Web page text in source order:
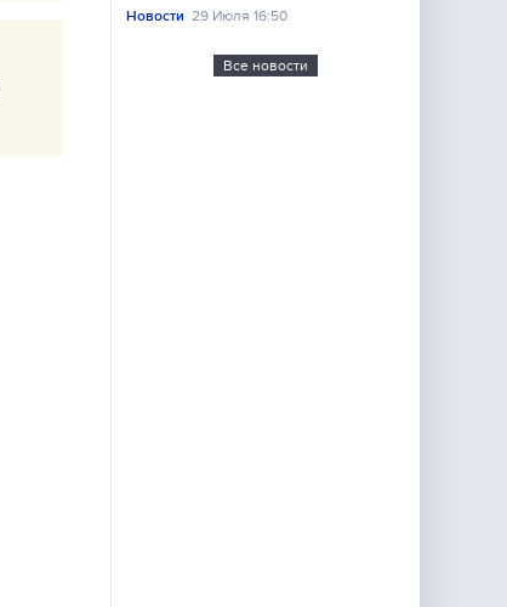
Новости 29 Июля 16:50
Все новости